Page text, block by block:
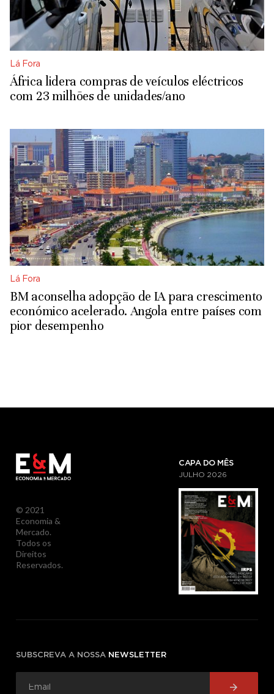
Lá Fora
África lidera compras de veículos eléctricos
com 23 milhões de unidades/ano
Lá Fora
BM aconselha adopção de IA para crescimento
económico acelerado. Angola entre países com
pior desempenho
© 2021
Economia &
Mercado.
Todos os
Direitos
Reservados.
CAPA DO MÊS
JULHO 2026
SUBSCREVA A NOSSA NEWSLETTER